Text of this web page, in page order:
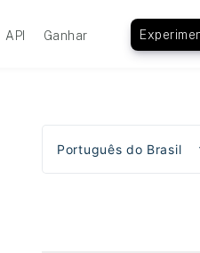
API Ganhar
Português do Brasil
English